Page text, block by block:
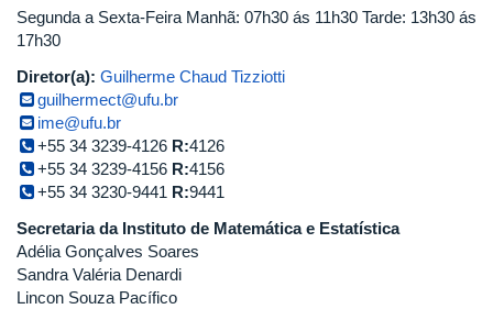
Segunda a Sexta-Feira Manhã: 07h30 ás 11h30 Tarde: 13h30 ás
17h30
Diretor(a): Guilherme Chaud Tizziotti
guilhermect@ufu.br
ime@ufu.br
+55 34 3239-4126 R:4126
+55 34 3239-4156 R:4156
+55 34 3230-9441 R:9441
Secretaria da Instituto de Matemática e Estatística
Adélia Gonçalves Soares
Sandra Valéria Denardi
Lincon Souza Pacífico